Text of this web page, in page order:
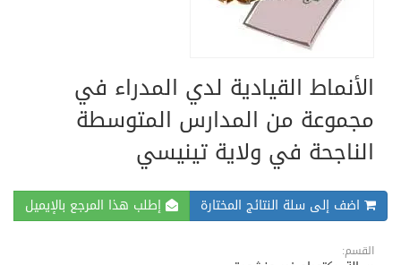
الأنماط القيادية لدي المدراء في
مجموعة من المدارس المتوسطة
الناجحة في ولاية تينيسي
اضف إلى سلة النتائج المختارة إطلب هذا المرجع بالإيميل
القسم: